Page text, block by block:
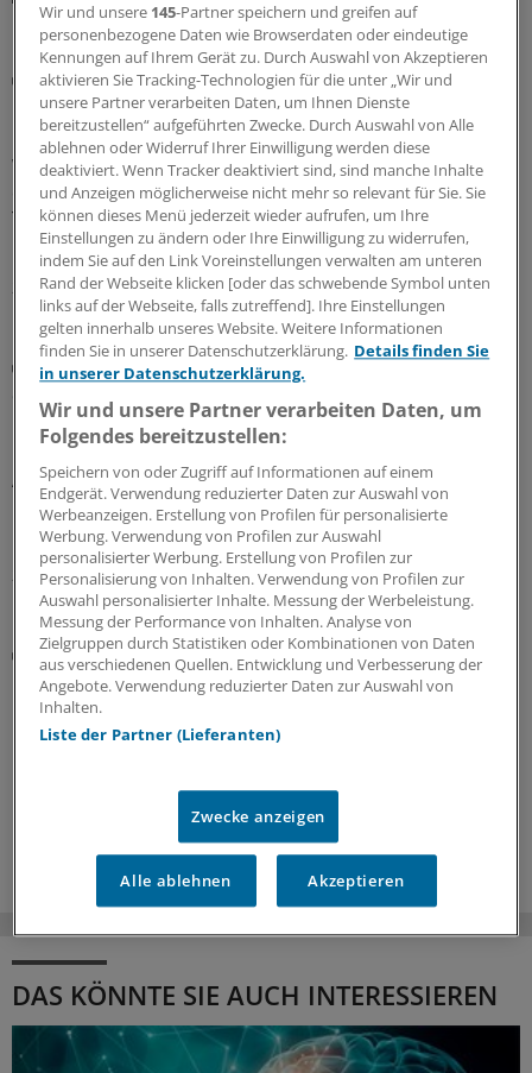
MEHR ZUM THEMA
Drogen-bedingte Vergiftungen und Psychosen
Nach Teillegalisierung: Cannabisspezifische
Krankenhausaufnahmen haben zugenommen
Wie hat sich die Rate der Krankenhausaufnahmen mit
cannabisspezifischen Diagnosen seit der
Teillegalisierung entwickelt? Eine Studie hat dies
untersucht.
23.07.2026
Abhängigkeit
Suchtverhalten steigt nach Absetzen von GLP-1-
RA wohl wieder an
GLP-1-Rezeptoragonisten können den Konsum von
Alkohol und anderen Substanzen wahrscheinlich
reduzieren. Der Effekt hält offenbar nicht an, wenn die
Präparate wieder abgesetzt werden.
21.07.2026
Therapieorientierung
Bundesärztekammer aktualisiert Leitlinie zur
Drogenersatztherapie
Naloxon kann Leben retten. Auch im Rahmen einer
ist die Verordnung des Opioid-Antagonisten angezeigt.
DAS KÖNNTE SIE AUCH INTERESSIEREN
Wir und unsere 145-Partner speichern und greifen auf
personenbezogene Daten wie Browserdaten oder eindeutige
Kennungen auf Ihrem Gerät zu. Durch Auswahl von Akzeptieren
aktivieren Sie Tracking-Technologien für die unter „Wir und
unsere Partner verarbeiten Daten, um Ihnen Dienste
bereitzustellen“ aufgeführten Zwecke. Durch Auswahl von Alle
ablehnen oder Widerruf Ihrer Einwilligung werden diese
deaktiviert. Wenn Tracker deaktiviert sind, sind manche Inhalte
und Anzeigen möglicherweise nicht mehr so relevant für Sie. Sie
können dieses Menü jederzeit wieder aufrufen, um Ihre
Einstellungen zu ändern oder Ihre Einwilligung zu widerrufen,
indem Sie auf den Link Voreinstellungen verwalten am unteren
Rand der Webseite klicken [oder das schwebende Symbol unten
links auf der Webseite, falls zutreffend]. Ihre Einstellungen
gelten innerhalb unseres Website. Weitere Informationen
finden Sie in unserer Datenschutzerklärung. Details finden Sie
in unserer Datenschutzerklärung.
Wir und unsere Partner verarbeiten Daten, um
Folgendes bereitzustellen:
Speichern von oder Zugriff auf Informationen auf einem
Endgerät. Verwendung reduzierter Daten zur Auswahl von
Werbeanzeigen. Erstellung von Profilen für personalisierte
Werbung. Verwendung von Profilen zur Auswahl
personalisierter Werbung. Erstellung von Profilen zur
Personalisierung von Inhalten. Verwendung von Profilen zur
Auswahl personalisierter Inhalte. Messung der Werbeleistung.
Messung der Performance von Inhalten. Analyse von
Zielgruppen durch Statistiken oder Kombinationen von Daten
aus verschiedenen Quellen. Entwicklung und Verbesserung der
Angebote. Verwendung reduzierter Daten zur Auswahl von
Inhalten.
Liste der Partner (Lieferanten)
Zwecke anzeigen
Alle ablehnen Akzeptieren